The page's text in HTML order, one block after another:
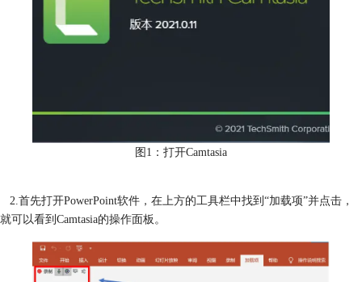
图1：打开Camtasia
2.首先打开PowerPoint软件，在上方的工具栏中找到“加载项”并点击，
就可以看到Camtasia的操作面板。